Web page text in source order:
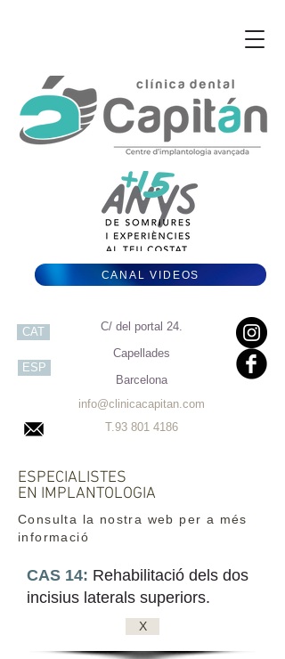
C/ del portal 24.
Capellades
Barcelona
info@clinicacapitan.com
T.93 801 4186
CAT
ESP
CANAL VIDEOS
ESPECIALISTES
EN IMPLANTOLOGIA
Consulta la nostra web per a més
informació
CAS 14: Rehabilitació dels dos
incisius laterals superiors.
X